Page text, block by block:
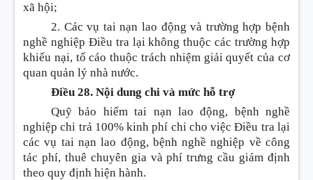
xã hội;
2. Các vụ tai nạn lao động và trường hợp bệnh
nghề nghiệp Điều tra lại không thuộc các trường hợp
khiếu nại, tố cáo thuộc trách nhiệm giải quyết của cơ
quan quản lý nhà nước.
Điều 28. Nội dung chi và mức hỗ trợ
Quỹ bảo hiểm tai nạn lao động, bệnh nghề
nghiệp chi trả 100% kinh phí chi cho việcĐiều tra lại
các vụ tai nạn lao động, bệnh nghề nghiệp về công
tác phí, thuê chuyên gia và phí trưng cầu giám định
theo quy định hiện hành.